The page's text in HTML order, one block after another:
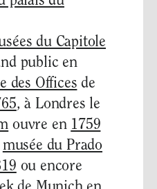
du Capitole
public en
des Offices de
, à Londres le
ouvre en 1759
musée du Prado
ou encore